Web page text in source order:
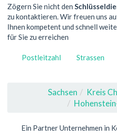
Zögern Sie nicht den
zu kontaktieren. Wir freuen uns
Ihnen kompetent und schnell
für Sie zu erreichen
Postleitzahl Strassen
Sachsen
Kreis
Ein Partner Unternehmen in